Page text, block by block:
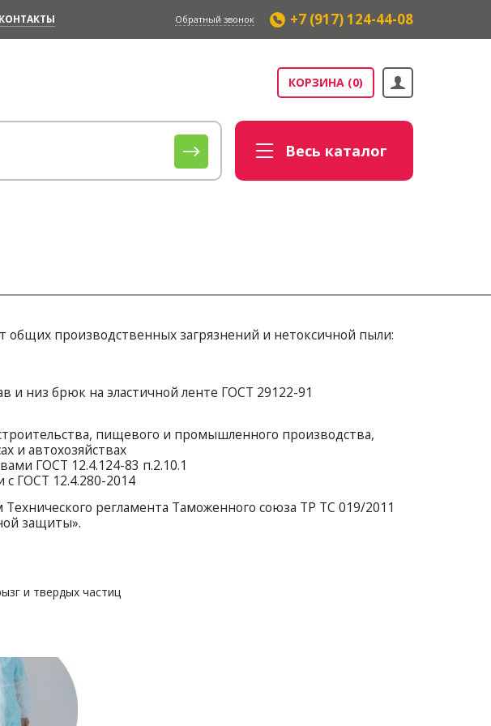
КОНТАКТЫ Обратный звонок +7 (917) 124-44-08
КОРЗИНА (0)
Весь каталог
производственных загрязнений и нетоксичной пыли:
и низ брюк на эластичной ленте ГОСТ 29122-91
пищевого и промышленного производства,
и автохозяйствах
ГОСТ 12.4.124-83 п.2.10.1
с ГОСТ 12.4.280-2014
регламента Таможенного союза ТР ТС 019/2011
защиты».
и твердых частиц